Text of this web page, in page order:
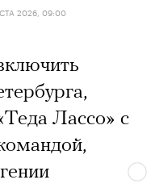
2026, 09:00
Лассо» с